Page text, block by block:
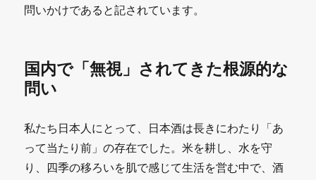
問いかけであると記されています。
国内で「無視」されてきた根源的な
問い
私たち日本人にとって、日本酒は長きにわたり「あ
って当たり前」の存在でした。米を耕し、水を守
り、四季の移ろいを肌で感じて生活を営む中で、酒